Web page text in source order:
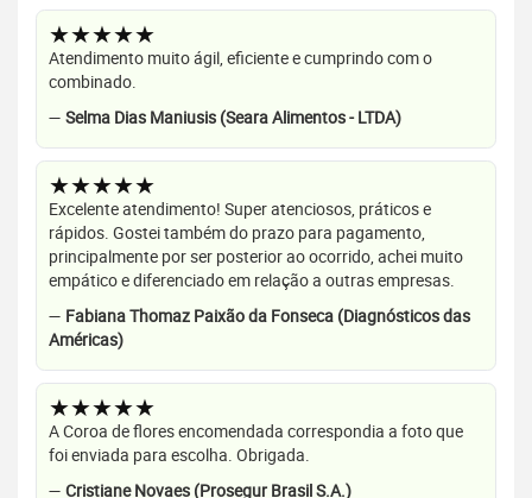
★★★★★
Atendimento muito ágil, eficiente e cumprindo com o
combinado.
— Selma Dias Maniusis (Seara Alimentos - LTDA)
★★★★★
Excelente atendimento! Super atenciosos, práticos e
rápidos. Gostei também do prazo para pagamento,
principalmente por ser posterior ao ocorrido, achei muito
empático e diferenciado em relação a outras empresas.
— Fabiana Thomaz Paixão da Fonseca (Diagnósticos das
Américas)
★★★★★
A Coroa de flores encomendada correspondia a foto que
foi enviada para escolha. Obrigada.
— Cristiane Novaes (Prosegur Brasil S.A.)